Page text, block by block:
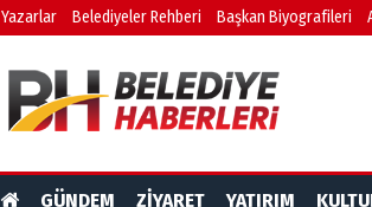
Yazarlar Belediyeler Rehberi Başkan Biyografileri
GÜNDEM ZİYARET YATIRIM